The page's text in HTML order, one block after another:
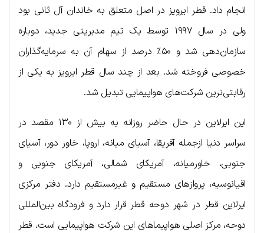
انجام داد. قطر ایرویز در اصل متعلق به خاندان آل ثانی بود
ولی در سال ۱۹۹۷ توسط یک تیم مدیریتی جدید، دوباره
سازمان‌دهی شد و ۵۰٪ درصد از سهام آن به سرمایه‌گذاران
خصوصی فروخته شد. بعد از چند سال قطر ایرویز به یکی از
رقابتی‌ترین شرکت‌های هواپیمایی تبدیل شد.
این ایرلاین در حال حاضر روزانه به بیش از ۱۳۰ مقصد در
سراسر دنیا ازجمله آفریقا، آسیای میانه، اروپا، خاور دور، آسیای
جنوبی، خاورمیانه، آمریکای شمالی، آمریکای جنوبی و
اقیانوسیه، پروازهای مستقیم و غیرمستقیم دارد. دفتر مرکزی
ایرلاین قطر در شهر دوحه قطر قرار دارد و فرودگاه بین‌المللی
دوحه، مرکز اصلی هواپیماهای این شرکت هواپیمایی است. قطر